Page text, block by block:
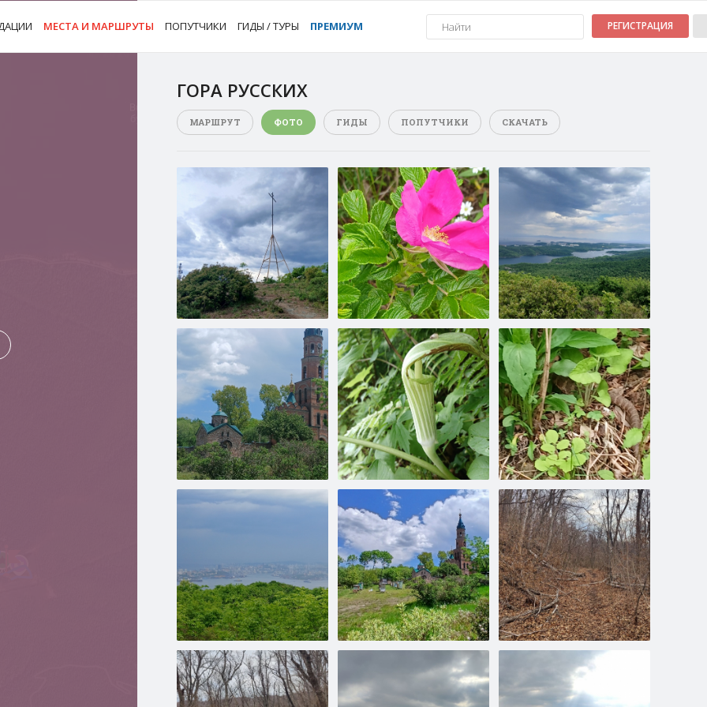
МЕСТА И МАРШРУТЫ ПОПУТЧИКИ ГИДЫ / ТУРЫ ПРЕМИУМ РЕГИСТРАЦИЯ
ГОРА РУССКИХ
МАРШРУТ ФОТО ГИДЫ ПОПУТЧИКИ СКАЧАТЬ